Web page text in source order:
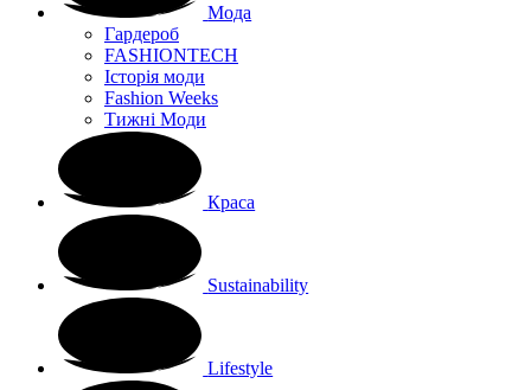
Мода
Гардероб
FASHIONTECH
Історія моди
Fashion Weeks
Тижні Моди
Краса
Sustainability
Lifestyle